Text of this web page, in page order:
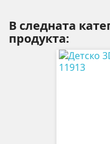
В следната
продукта: